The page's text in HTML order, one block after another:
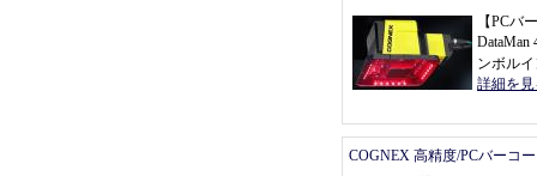
【PCバ
DataMan
ンボル
詳細を
COGNEX 高精度/PCバーコ